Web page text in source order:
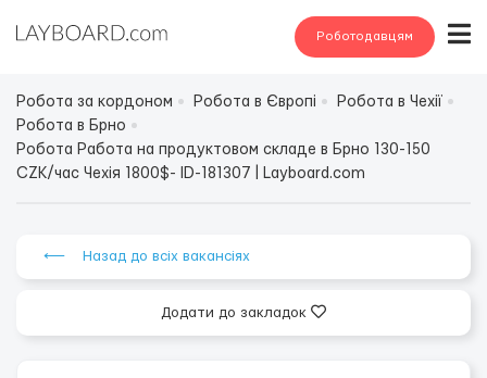
Роботодавцям
Робота за кордоном Робота в Європі
Робота в Чехії
Робота в Брно
Робота Работа на продуктовом складе в Брно 130-150
CZK/час Чехія 1800$- ID-181307 | Layboard.com
⟵ Назад до всіх вакансіях
Додати до закладок